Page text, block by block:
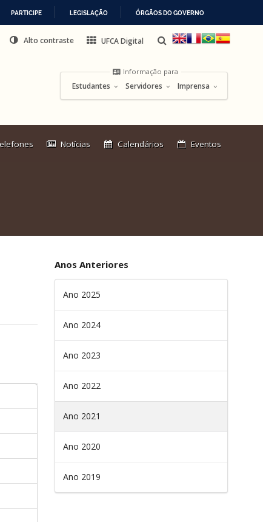
PARTICIPE LEGISLAÇÃO ÓRGÃOS DO GOVERNO
Alto contraste UFCA Digital
Informação para
Estudantes Servidores Imprensa
Notícias Calendários Eventos
Anos Anteriores
Ano 2025
Ano 2024
Ano 2023
Ano 2022
Ano 2021
Ano 2020
Ano 2019